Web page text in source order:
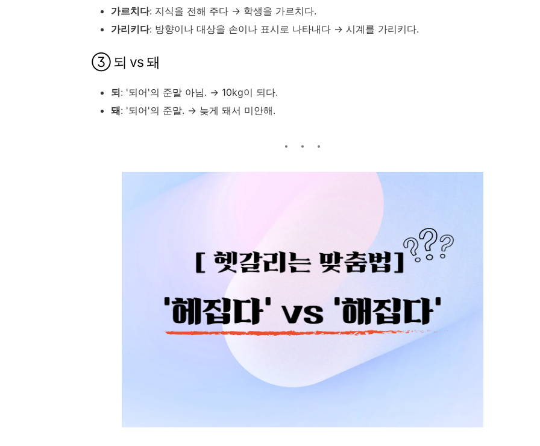
가르치다: 지식을 전해 주다 → 학생을 가르치다.
가리키다: 방향이나 대상을 손이나 표시로 나타내다 → 시계를 가리키다.
③ 되 vs 돼
되: '되어'의 준말 아님. → 10kg이 되다.
돼: '되어'의 준말. → 늦게 돼서 미안해.